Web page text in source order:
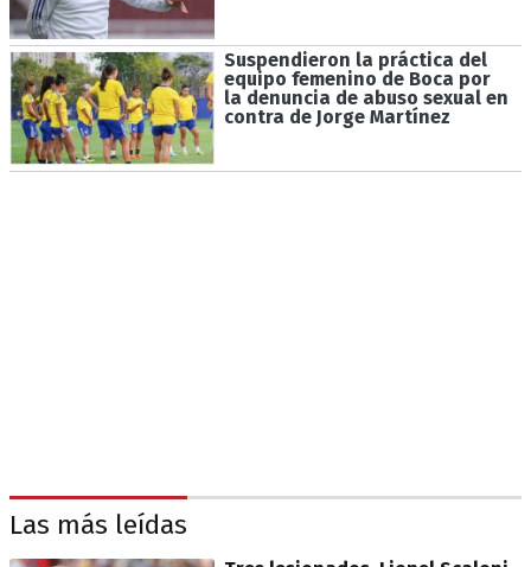
Suspendieron la práctica del
equipo femenino de Boca por
la denuncia de abuso sexual en
contra de Jorge Martínez
Las más leídas